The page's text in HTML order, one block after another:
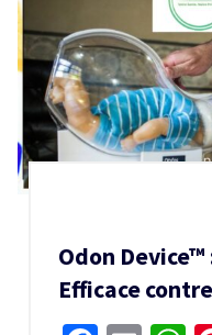
Odon
Efficace